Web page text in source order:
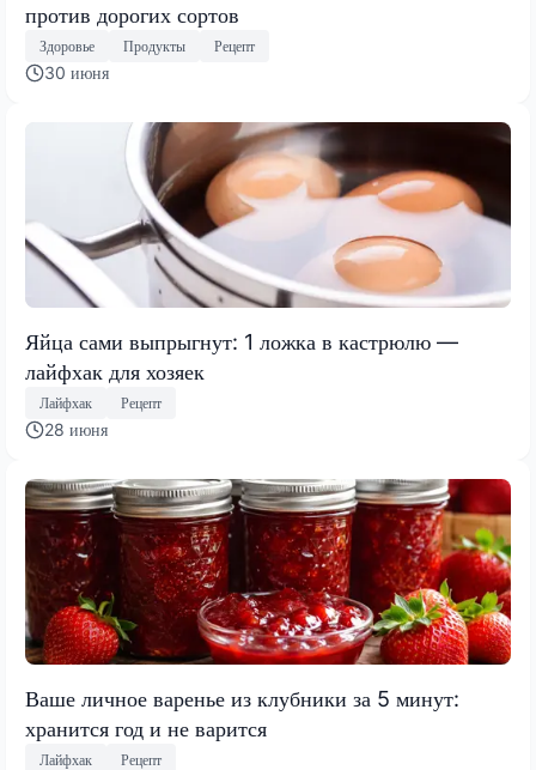
против дорогих сортов
Здоровье Продукты Рецепт
30 июня
Яйца сами выпрыгнут: 1 ложка в кастрюлю —
лайфхак для хозяек
Лайфхак Рецепт
28 июня
Ваше личное варенье из клубники за 5 минут:
хранится год и не варится
Лайфхак Рецепт